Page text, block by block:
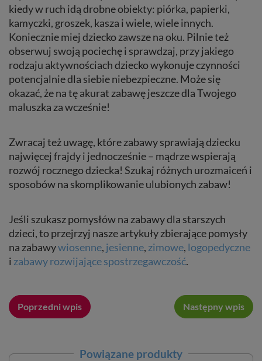
kiedy w ruch idą drobne obiekty: piórka, papierki,
kamyczki, groszek, kasza i wiele, wiele innych.
Koniecznie miej dziecko zawsze na oku. Pilnie też
obserwuj swoją pociechę i sprawdzaj, przy jakiego
rodzaju aktywnościach dziecko wykonuje czynności
potencjalnie dla siebie niebezpieczne. Może się
okazać, że na tę akurat zabawę jeszcze dla Twojego
maluszka za wcześnie!
Zwracaj też uwagę, które zabawy sprawiają dziecku
najwięcej frajdy i jednocześnie – mądrze wspierają
rozwój rocznego dziecka! Szukaj różnych urozmaiceń i
sposobów na skomplikowanie ulubionych zabaw!
Jeśli szukasz pomysłów na zabawy dla starszych
dzieci, to przejrzyj nasze artykuły zbierające pomysły
na zabawywiosenne, jesienne, zimowe, logopedyczne
i zabawy rozwijające spostrzegawczość.
Poprzedni wpis Następny wpis
Powiązane produkty